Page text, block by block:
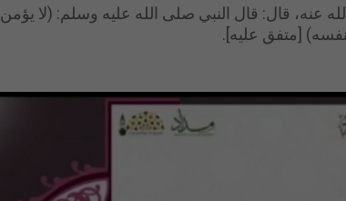
عنه، قال: قال النبي صلى الله عليه وسلم: (لا يؤمن
[متفق عليه].